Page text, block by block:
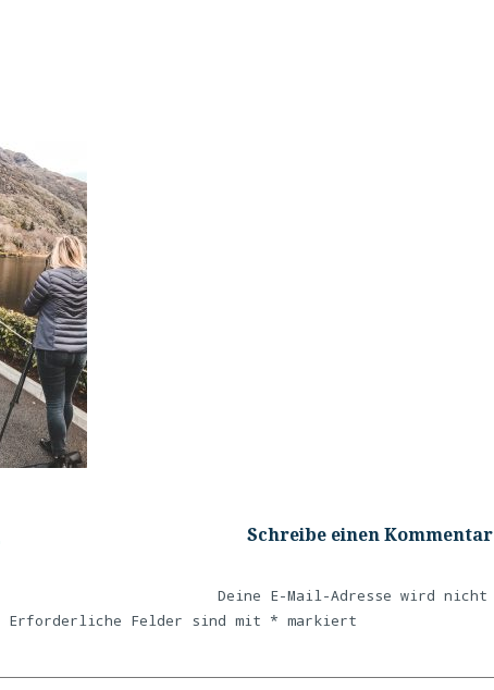
Schreibe einen Kommentar
Deine E-Mail-Adresse wird nicht
Erforderliche Felder sind mit * markiert